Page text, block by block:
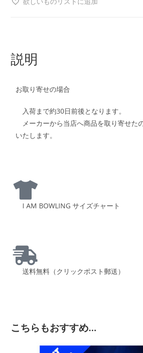
説明
お取り寄せの場合
入荷まで約30日前後となります。
メーカーから当店へ商品を取り寄せた
いたします。
I AM BOWLING サイズチャート
送料無料（クリックポスト郵送）
こちらもおすすめ…